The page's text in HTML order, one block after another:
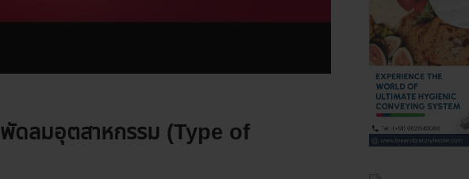
พัดลมอุตสาหกรรม (Type of